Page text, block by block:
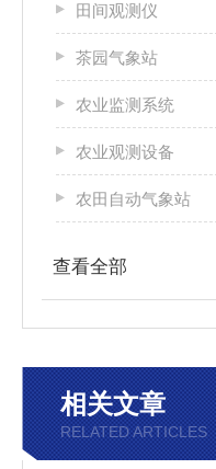
田间观测仪
茶园气象站
农业监测系统
农业观测设备
农田自动气象站
查看全部
相关文章
RELATED ARTICLES